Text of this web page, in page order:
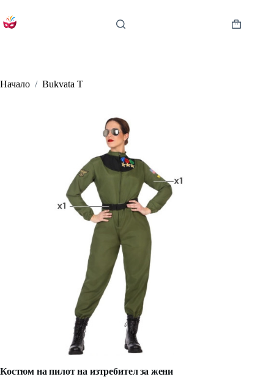
to
content
Shopping
Начало / Bukvata T
Костюм на пилот на изтребител за жени